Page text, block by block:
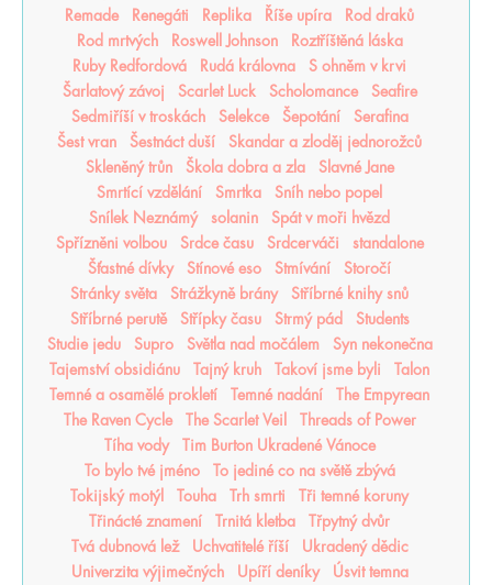
Remade
Renegáti Replika Říše upíra
Rod draků
Rod mrtvých
Roswell Johnson
Roztříštěná láska
Ruby Redfordová
Rudá královna
S ohněm v krvi
Šarlatový závoj
Scarlet Luck Scholomance
Seafire
Sedmiříší v troskách
Selekce Šepotání
Serafina
Šest vran
Šestnáct duší
Skandar a zloděj jednorožců
Skleněný trůn
Škola dobra a zla
Slavné Jane
Smrtící vzdělání
Smrtka
Sníh nebo popel
Snílek Neznámý
solanin
Spát v moři hvězd
Spřízněni volbou
Srdce času Srdcerváči
standalone
Šťastné dívky
Stínové eso Stmívání
Storočí
Stránky světa
Strážkyně brány
Stříbrné knihy snů
Stříbrné perutě
Střípky času Strmý pád
Students
Studie jedu
Supro Světla nad močálem
Syn nekonečna
Tajemství obsidiánu
Tajný kruh Takoví jsme byli
Talon
Temné a osamělé prokletí
Temné nadání
The Empyrean
The Raven Cycle
The Scarlet Veil
Threads of Power
Tíha vody
Tim Burton Ukradené Vánoce
To bylo tvé jméno
To jediné co na světě zbývá
Tokijský motýl
Touha Trh smrti
Tři temné koruny
Třinácté znamení
Trnitá kletba
Třpytný dvůr
Tvá dubnová lež
Uchvatitelé říší
Ukradený dědic
Univerzita výjimečných
Upíří deníky
Úsvit temna